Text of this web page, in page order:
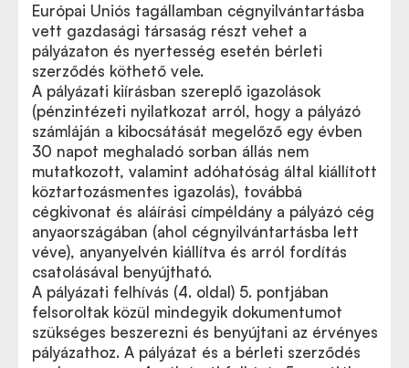
Európai Uniós tagállamban cégnyilvántartásba
vett gazdasági társaság részt vehet a
pályázaton és nyertesség esetén bérleti
szerződés köthető vele.
A pályázati kiírásban szereplő igazolások
(pénzintézeti nyilatkozat arról, hogy a pályázó
számláján a kibocsátását megelőző egy évben
30 napot meghaladó sorban állás nem
mutatkozott, valamint adóhatóság által kiállított
köztartozásmentes igazolás), továbbá
cégkivonat és aláírási címpéldány a pályázó cég
anyaországában (ahol cégnyilvántartásba lett
véve), anyanyelvén kiállítva és arról fordítás
csatolásával benyújtható.
A pályázati felhívás (4. oldal) 5. pontjában
felsoroltak közül mindegyik dokumentumot
szükséges beszerezni és benyújtani az érvényes
pályázathoz. A pályázat és a bérleti szerződés